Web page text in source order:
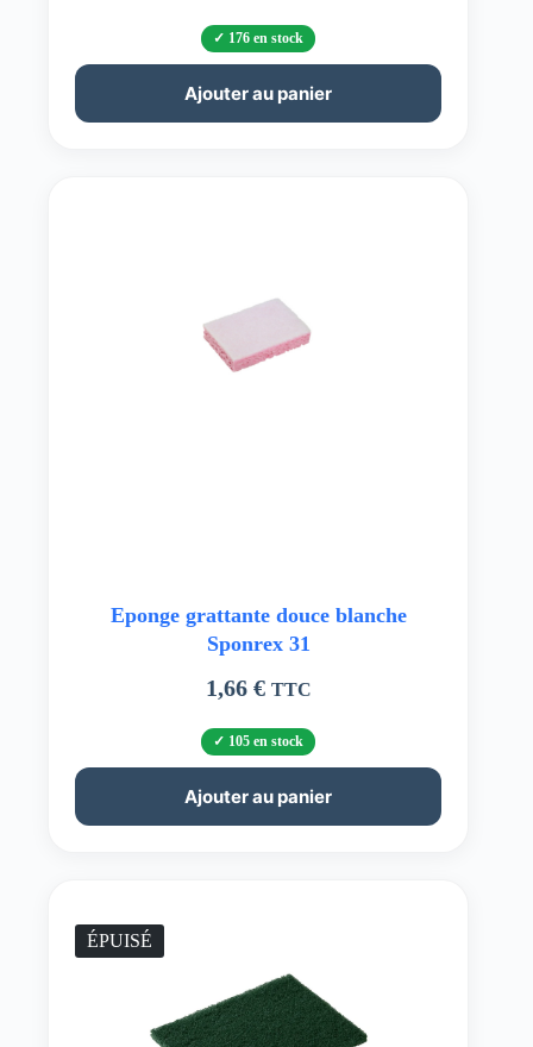
176 en stock
Ajouter au panier
Eponge grattante douce blanche
Sponrex 31
1,66 € TTC
105 en stock
Ajouter au panier
ÉPUISÉ